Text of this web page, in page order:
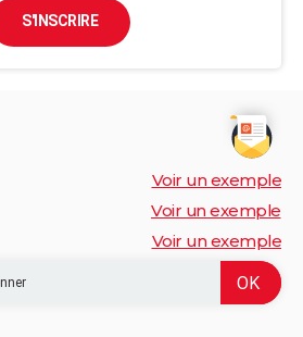
S'INSCRIRE
Voir un exemple
Voir un exemple
Voir un exemple